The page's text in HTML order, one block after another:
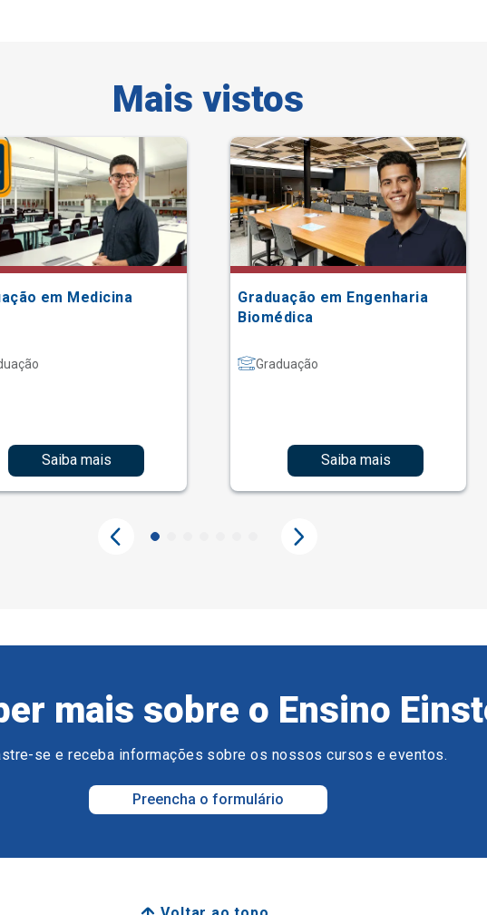
Mais vistos
em Medicina
Saiba mais
Graduação em Engenharia
Biomédica
Graduação
Saiba mais
mais sobre o Ensino
se e receba informações sobre os nossos cursos e eventos.
Preencha o formulário